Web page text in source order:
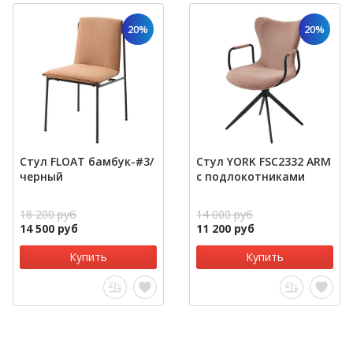
20%
Стул FLOAT бамбук-#3/
черный
18 200 руб
14 500 руб
Купить
20%
Стул YORK FSC2332 ARM
с подлокотниками
14 000 руб
11 200 руб
Купить